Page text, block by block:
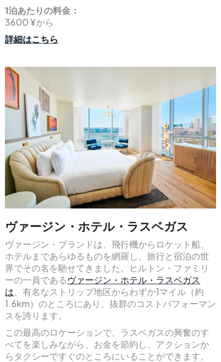
1泊あたりの料金：
3600 ¥から
詳細はこちら
ヴァージン・ホテル・ラスベガス
ヴァージン・ブランドは、飛行機からロケット船、
ホテルまであらゆるものを網羅し、旅行と宿泊の世
界でその名を馳せてきました。ヒルトン・ファミリ
ーの一員であるヴァージン・ホテル・ラスベガス
は、有名なストリップ地区からわずか1マイル（約
1.6km）のところにあり、抜群のコストパフォーマン
スを誇ります。
この最高のロケーションで、ラスベガスの興奮のす
べてを楽しみながら、お金を節約し、アクションか
らタクシーですぐのところにいることができます。